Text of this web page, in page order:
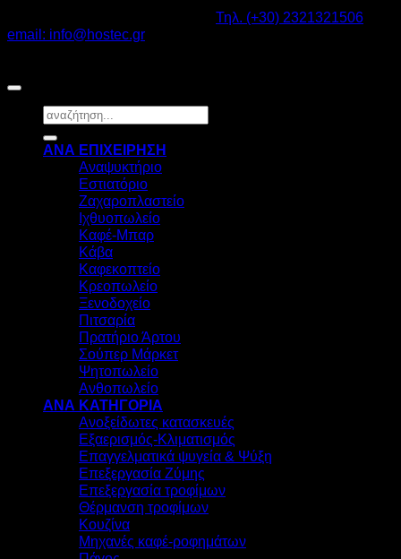
Τηλ. (+30) 2321321506
email: info@hostec.gr
Αναζήτηση
για:
ΑΝΑ ΕΠΙΧΕΙΡΗΣΗ
Αναψυκτήριο
Εστιατόριο
Ζαχαροπλαστείο
Ιχθυοπωλείο
Καφέ-Μπαρ
Κάβα
Καφεκοπτείο
Κρεοπωλείο
Ξενοδοχείο
Πιτσαρία
Πρατήριο Άρτου
Σούπερ Μάρκετ
Ψητοπωλείο
Ανθοπωλείο
ΑΝΑ ΚΑΤΗΓΟΡΙΑ
Ανοξείδωτες κατασκευές
Εξαερισμός-Κλιματισμός
Επαγγελματικά ψυγεία & Ψύξη
Επεξεργασία Ζύμης
Επεξεργασία τροφίμων
Θέρμανση τροφίμων
Κουζίνα
Μηχανές καφέ-ροφημάτων